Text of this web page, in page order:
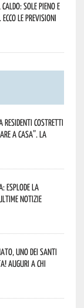
sole pieno e
le previsioni
residenti costretti
a casa”. La
esplode la
notizie
uno dei Santi
Auguri a chi